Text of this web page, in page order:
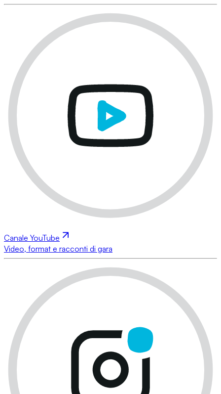
Canale YouTube
Video, format e racconti di gara